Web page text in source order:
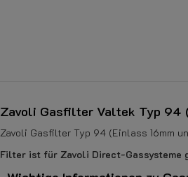
Zavoli Gasfilter Valtek Typ 94
Zavoli Gasfilter Typ 94 (Einlass 16mm
Filter ist für Zavoli Direct-Gassysteme